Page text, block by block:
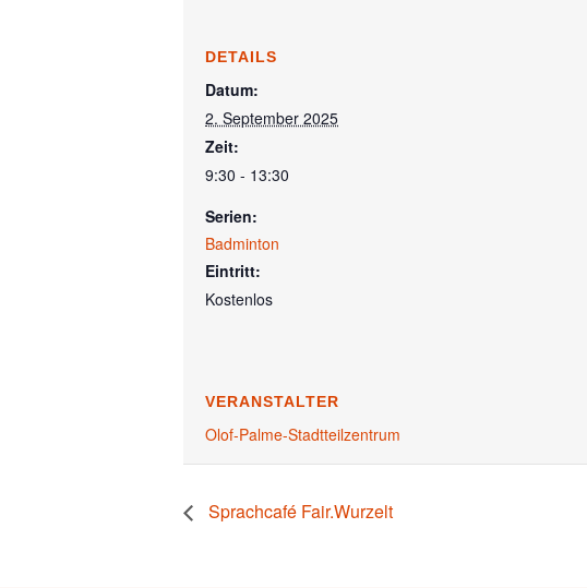
DETAILS
Datum:
2. September 2025
Zeit:
9:30 - 13:30
Serien:
Badminton
Eintritt:
Kostenlos
VERANSTALTER
Olof-Palme-Stadtteilzentrum
Sprachcafé Fair.Wurzelt